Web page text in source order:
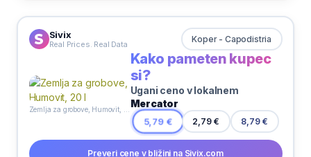
Sivix
Real Prices. Real Data Koper - Capodistria
Kako pameten kupec
si?
Ugani ceno v lokalnem
Mercator
5,79 € 2,79 € 8,79 €
Preveri cene v bližini na Sivix.com